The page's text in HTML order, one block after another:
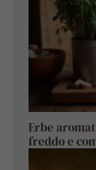
Erbe
freddo e